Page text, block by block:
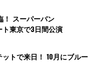
！ スーパーバン
ト東京で3日間公演
トで来日！ 10月にブルー